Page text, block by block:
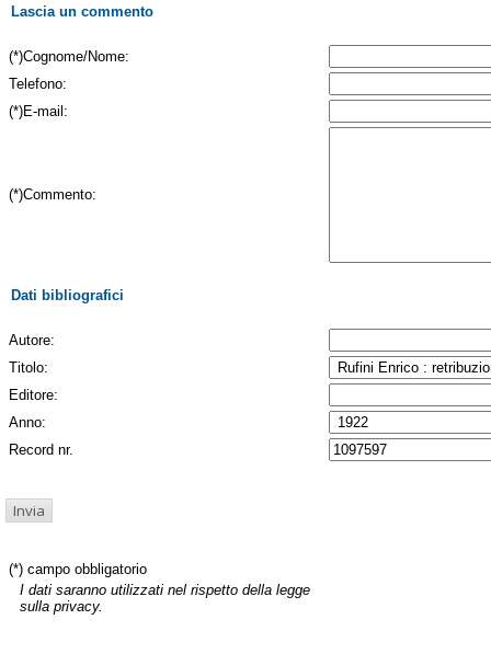
Lascia un commento
(*)Cognome/Nome:
Telefono:
(*)E-mail:
(*)Commento:
Dati bibliografici
Autore:
Titolo:
Editore:
Anno:
Record nr.
(*) campo obbligatorio
I dati saranno utilizzati nel rispetto della legge
sulla privacy.